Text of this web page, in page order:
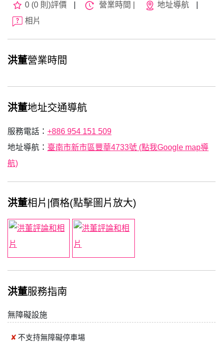
0 (0 則)評價 營業時間 | 地址導航
相片
洪董營業時間
洪董地址交通導航
服務電話： +886 954 151 509
地址導航： 臺南市新市區豐華4733號 (點我Google map導
航)
洪董相片|價格(點擊圖片放大)
洪董服務指南
無障礙設施
不支持無障礙停車場